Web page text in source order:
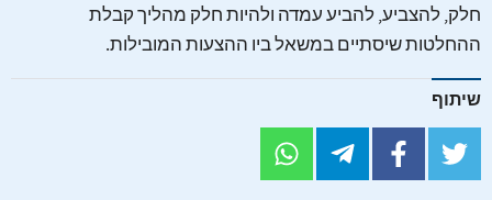
חלק, להצביע, להביע עמדה ולהיות חלק מהליך קבלת
ההחלטות שיסתיים במשאל ביו ההצעות המובילות.
שיתוף